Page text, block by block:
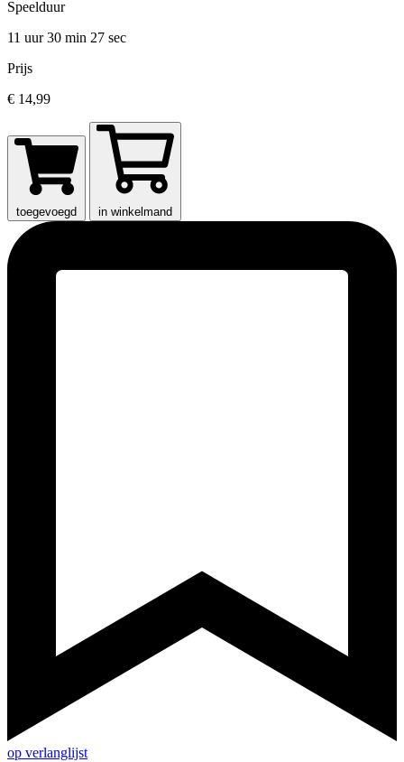
Speelduur
11 uur 30 min 27 sec
Prijs
€ 14,99
toegevoegd in winkelmand
op verlanglijst